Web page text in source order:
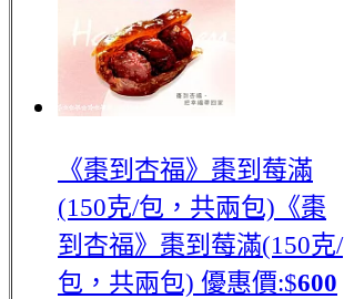
《棗到杏福》棗到莓滿
(150克/包，共兩包) 《棗
到杏福》棗到莓滿(150克/
包，共兩包) 優惠價:$600